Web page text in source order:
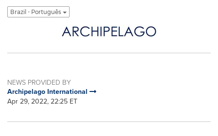
Brazil - Português
NEWS PROVIDED BY
Archipelago International
Apr 29, 2022, 22:25 ET